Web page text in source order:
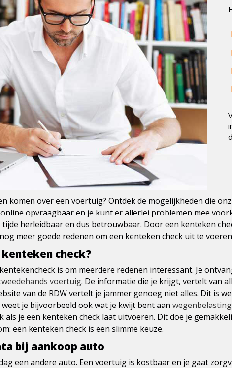
komen over een voertuig? Ontdek de mogelijkheden die
opvraagbaar en je kunt er allerlei problemen mee
herleidbaar en dus betrouwbaar. Door een kenteken
meer goede redenen om een kenteken check uit te
check?
is om meerdere redenen interessant. Je
voertuig. De informatie die je krijgt, vertelt van
van de RDW vertelt je jammer genoeg niet alles. Dit is
je bijvoorbeeld ook wat je kwijt bent aan wegenbelasting
als je een kenteken check laat uitvoeren. Dit doe je
een kenteken check is een slimme keuze.
bij aankoop auto
een andere auto. Een voertuig is kostbaar en je gaat